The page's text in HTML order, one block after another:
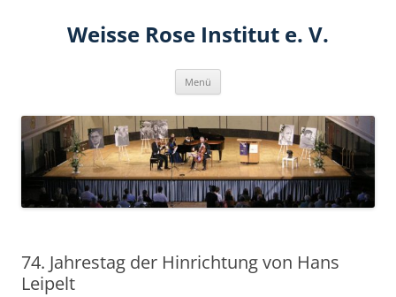
springenWeisse Rose Institut e. V.
Menü
74. Jahrestag der Hinrichtung von Hans
Leipelt